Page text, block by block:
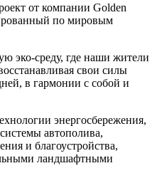
от компании Golden
по мировым
эко-среду, где наши жители
свои силы
в гармонии с собой и
энергосбережения,
автополива,
и благоустройства,
ландшафтными